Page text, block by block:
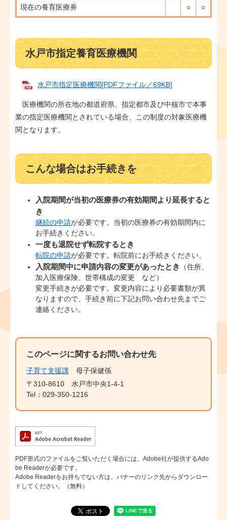
現在の養育医療券 ○ ○
水戸市指定養育医療機関
水戸市指定医療機関[PDFファイル／69KB]
医療機関の所在地の都道府県、指定都市及び中核市で本事
業の指定医療機関とされている場合、この制度の対象医療機
関となります。
こんな場合はお手続きを
入院期間が当初の医療券の有効期間より延長すると
き
継続の申請が必要です。当初の医療券の有効期間内に
お手続きください。
一度も退院せず転院するとき
転院の申請が必要です。転院前にお手続きください。
入院期間中に申請内容の変更があったとき
（住所、
加入医療保険、世帯構成の変更 など）
変更手続きが必要です。変更内容により必要書類が異
なりますので、手続き前に下記お問い合わせ先までご
連絡ください。
このページに関するお問い合わせ先
子育て支援課
母子保健係
〒310-8610
水戸市中央1-4-1
Tel：029-350-1216
PDF形式のファイルをご覧いただく場合には、Adobe社が提供するAdo
be Readerが必要です。
Adobe Readerをお持ちでない方は、バナーのリンク先からダウンロー
ドしてください。（無料）